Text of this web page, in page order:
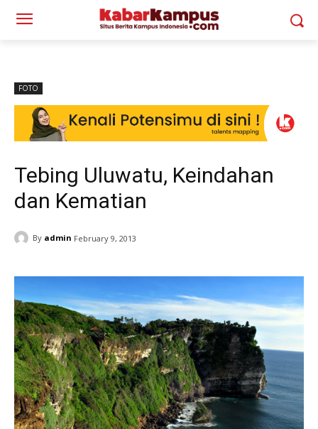
FOTO
Tebing Uluwatu, Keindahan
dan Kematian
By admin February 9, 2013